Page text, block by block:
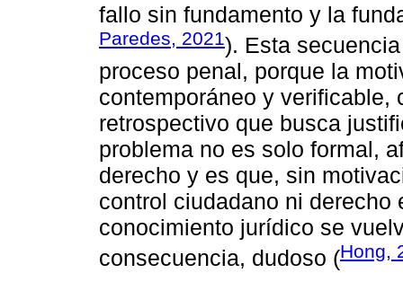
fallo sin fundamento y la
Paredes, 2021). Esta
proceso penal, porque la
contemporáneo y verificable,
retrospectivo que busca
problema no es solo formal,
derecho y es que, sin
control ciudadano ni
conocimiento jurídico se
consecuencia, dudoso (Hong,